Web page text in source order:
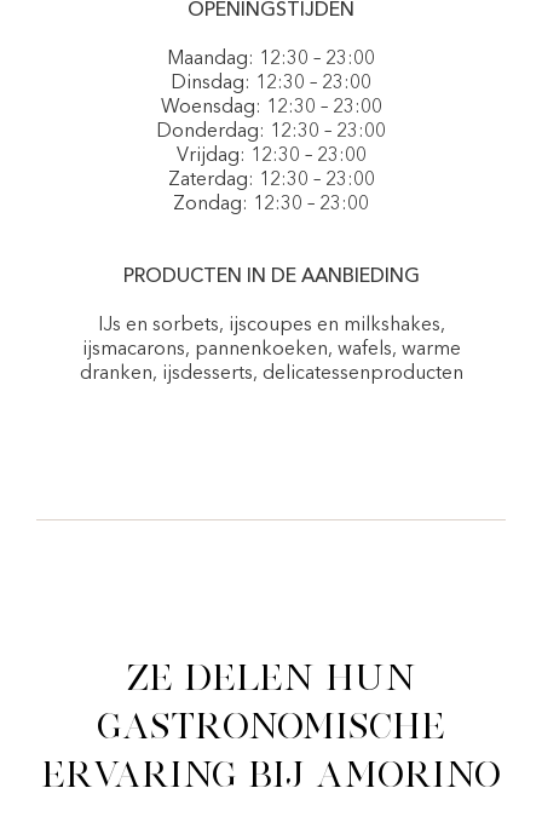
OPENINGSTIJDEN
Maandag: 12:30 – 23:00
Dinsdag: 12:30 – 23:00
Woensdag: 12:30 – 23:00
Donderdag: 12:30 – 23:00
Vrijdag: 12:30 – 23:00
Zaterdag: 12:30 – 23:00
Zondag: 12:30 – 23:00
PRODUCTEN IN DE AANBIEDING
IJs en sorbets, ijscoupes en milkshakes,
ijsmacarons, pannenkoeken, wafels, warme
dranken, ijsdesserts, delicatessenproducten
Ze delen hun
gastronomische
ervaring bij Amorino